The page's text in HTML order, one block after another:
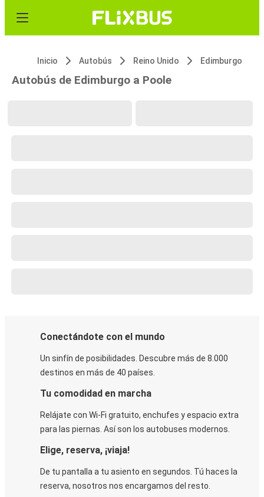
Inicio Autobús Reino Unido Edimburgo
Autobús de Edimburgo a Poole
Conectándote con el mundo
Un sinfín de posibilidades. Descubre más de 8.000
destinos en más de 40 países.
Tu comodidad en marcha
Relájate con Wi-Fi gratuito, enchufes y espacio extra
para las piernas. Así son los autobuses modernos.
Elige, reserva, ¡viaja!
De tu pantalla a tu asiento en segundos. Tú haces la
reserva, nosotros nos encargamos del resto.